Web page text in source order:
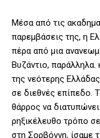
Μέσα από τις
παρεμβάσεις της, η
πέρα από μια
Βυζάντιο, παράλληλα.
της νεότερης
σε διεθνές επίπεδο.
θάρρος να
ρηξικέλευθο τρόπο
στη Σορβόννη, ίσαμε